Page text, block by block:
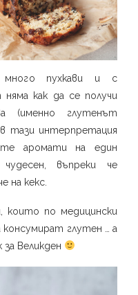
много пухкави и с
няма как да се получи
(именно глутенът
тази интерпретация
аромати на един
въпреки че
на кекс.
които по медицински
консумират глутен … а
за Великден